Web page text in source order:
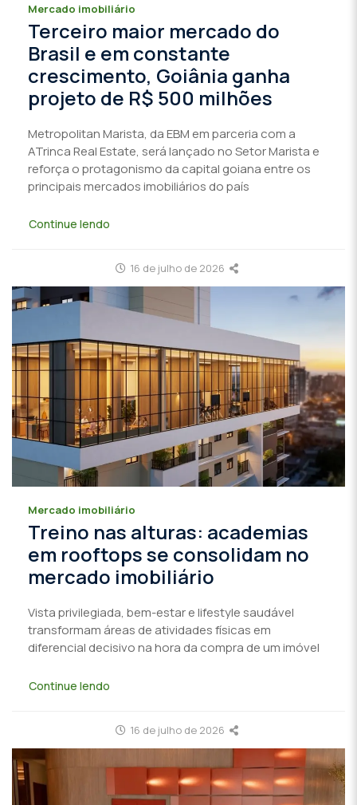
Mercado imobiliário
Terceiro maior mercado do
Brasil e em constante
crescimento, Goiânia ganha
projeto de R$ 500 milhões
Metropolitan Marista, da EBM em parceria com a
ATrinca Real Estate, será lançado no Setor Marista e
reforça o protagonismo da capital goiana entre os
principais mercados imobiliários do país
Continue lendo
16 de julho de 2026
Mercado imobiliário
Treino nas alturas: academias
em rooftops se consolidam no
mercado imobiliário
Vista privilegiada, bem-estar e lifestyle saudável
transformam áreas de atividades físicas em
diferencial decisivo na hora da compra de um imóvel
Continue lendo
16 de julho de 2026